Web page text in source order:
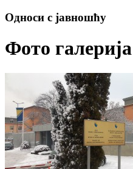
Односи с јавношћу
Фото